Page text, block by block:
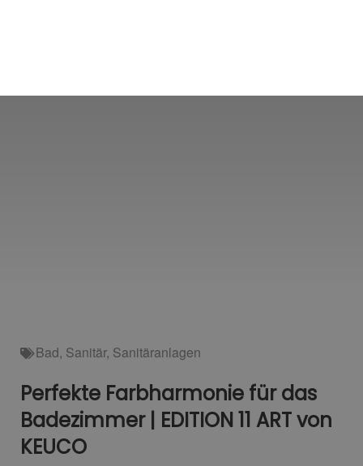
Bad, Sanitär, Sanitäranlagen
Perfekte Farbharmonie für das
Badezimmer | EDITION 11 ART von
KEUCO